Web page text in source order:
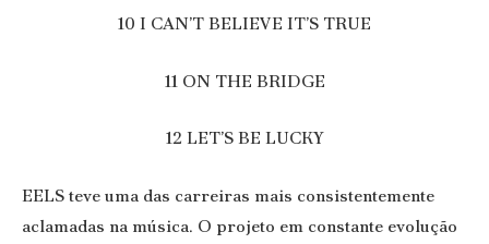
10 I CAN’T BELIEVE IT’S TRUE
11 ON THE BRIDGE
12 LET’S BE LUCKY
EELS teve uma das carreiras mais consistentemente
aclamadas na música. O projeto em constante evolução